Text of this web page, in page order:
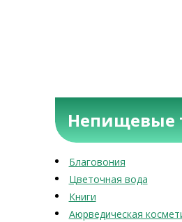
Непищевые
Благовония
Цветочная вода
Книги
Аюрведическая